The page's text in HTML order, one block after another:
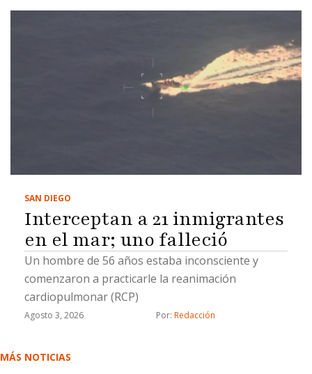
SAN DIEGO
Interceptan a 21 inmigrantes
en el mar; uno falleció
Un hombre de 56 años estaba inconsciente y
comenzaron a practicarle la reanimación
cardiopulmonar (RCP)
Agosto 3, 2026 Por: Redacción
MÁS NOTICIAS